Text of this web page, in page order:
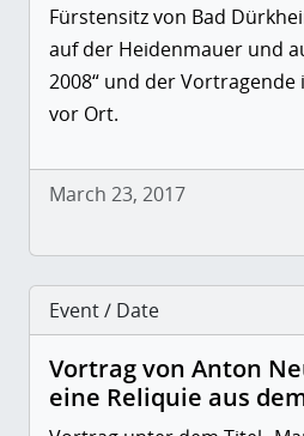
Fürstensitz von Bad
auf der Heidenmauer und
2008“ und der
vor Ort.
March 23, 2017
Event / Date
Vortrag von Anton
eine Reliquie aus